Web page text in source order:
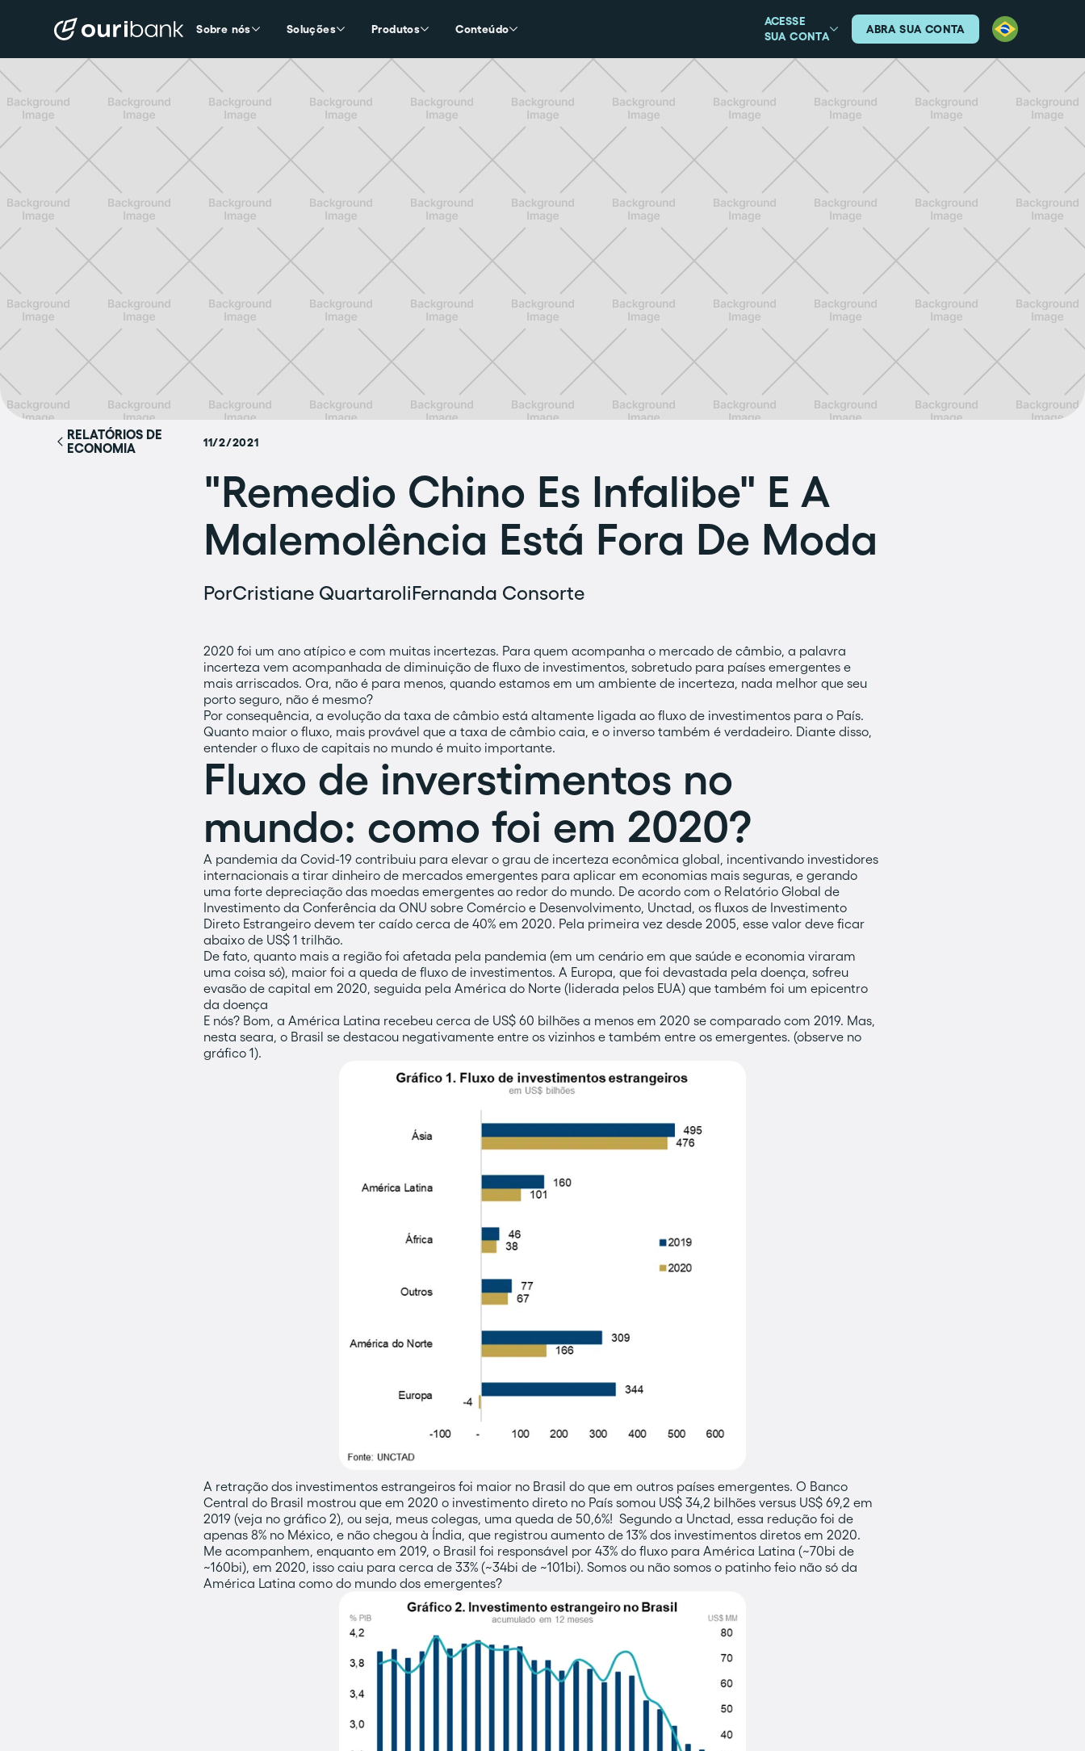
Sobre nós Soluções Produtos Conteúdo
ACESSE
SUA CONTA
ABRA SUA CONTA
RELATÓRIOS DE
ECONOMIA
11/2/2021
"Remedio Chino Es Infalibe" E A
Malemolência Está Fora De Moda
PorCristiane QuartaroliFernanda Consorte
2020 foi um ano atípico e com muitas incertezas. Para quem acompanha o mercado de câmbio, a palavra
incerteza vem acompanhada de diminuição de fluxo de investimentos, sobretudo para países emergentes e
mais arriscados. Ora, não é para menos, quando estamos em um ambiente de incerteza, nada melhor que seu
porto seguro, não é mesmo?
Por consequência, a evolução da taxa de câmbio está altamente ligada ao fluxo de investimentos para o País.
Quanto maior o fluxo, mais provável que a taxa de câmbio caia, e o inverso também é verdadeiro. Diante disso,
entender o fluxo de capitais no mundo é muito importante.
Fluxo de inverstimentos no
mundo: como foi em 2020?
A pandemia da Covid-19 contribuiu para elevar o grau de incerteza econômica global, incentivando investidores
internacionais a tirar dinheiro de mercados emergentes para aplicar em economias mais seguras, e gerando
uma forte depreciação das moedas emergentes ao redor do mundo. De acordo com o Relatório Global de
Investimento da Conferência da ONU sobre Comércio e Desenvolvimento, Unctad, os fluxos de Investimento
Direto Estrangeiro devem ter caído cerca de 40% em 2020. Pela primeira vez desde 2005, esse valor deve ficar
abaixo de US$ 1 trilhão.
De fato, quanto mais a região foi afetada pela pandemia (em um cenário em que saúde e economia viraram
uma coisa só), maior foi a queda de fluxo de investimentos. A Europa, que foi devastada pela doença, sofreu
evasão de capital em 2020, seguida pela América do Norte (liderada pelos EUA) que também foi um epicentro
da doença
E nós? Bom, a América Latina recebeu cerca de US$ 60 bilhões a menos em 2020 se comparado com 2019. Mas,
nesta seara, o Brasil se destacou negativamente entre os vizinhos e também entre os emergentes. (observe no
gráfico 1).
A retração dos investimentos estrangeiros foi maior no Brasil do que em outros países emergentes. O Banco
Central do Brasil mostrou que em 2020 o investimento direto no País somou US$ 34,2 bilhões versus US$ 69,2 em
2019 (veja no gráfico 2), ou seja, meus colegas, uma queda de 50,6%! Segundo a Unctad, essa redução foi de
apenas 8% no México, e não chegou à Índia, que registrou aumento de 13% dos investimentos diretos em 2020.
Me acompanhem, enquanto em 2019, o Brasil foi responsável por 43% do fluxo para América Latina (~70bi de
~160bi), em 2020, isso caiu para cerca de 33% (~34bi de ~101bi). Somos ou não somos o patinho feio não só da
América Latina como do mundo dos emergentes?